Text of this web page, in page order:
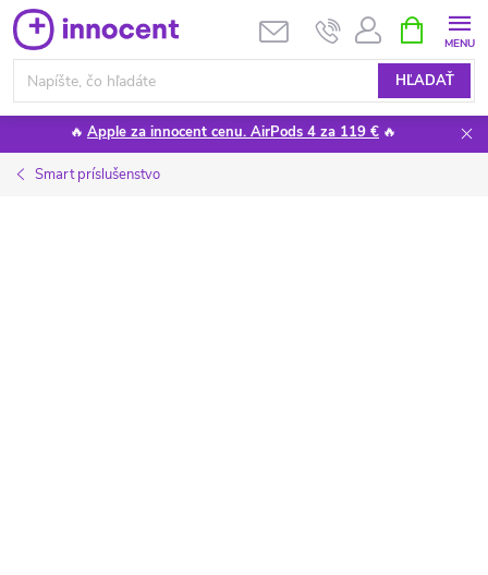
Prejsť
na
obsah
HĽADAŤ
KOŠÍK
🔥 Apple za innocent cenu. AirPods 4 za 119 € 🔥
Smart príslušenstvo